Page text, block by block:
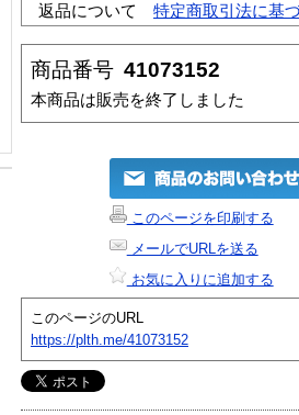
返品について
特定商取引法に基
商品番号 41073152
本商品は販売を終了しました
このページを印刷する
メールでURLを送る
お気に入りに追加する
このページのURL
https://plth.me/41073152